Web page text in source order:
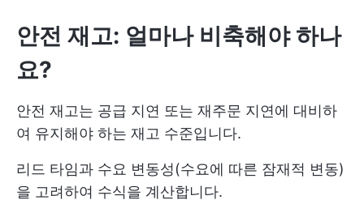
안전 재고: 얼마나 비축해야 하나
요?
안전 재고는 공급 지연 또는 재주문 지연에 대비하
여 유지해야 하는 재고 수준입니다.
리드 타임과 수요 변동성(수요에 따른 잠재적 변동)
을 고려하여 수식을 계산합니다.